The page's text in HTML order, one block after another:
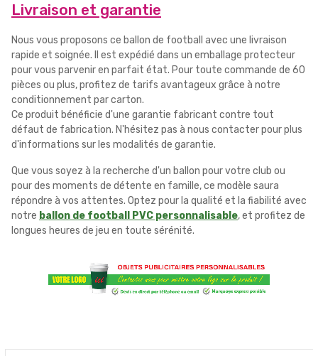
Livraison et garantie
Nous vous proposons ce ballon de football avec une livraison
rapide et soignée. Il est expédié dans un emballage protecteur
pour vous parvenir en parfait état. Pour toute commande de 60
pièces ou plus, profitez de tarifs avantageux grâce à notre
conditionnement par carton.
Ce produit bénéficie d'une garantie fabricant contre tout
défaut de fabrication. N'hésitez pas à nous contacter pour plus
d'informations sur les modalités de garantie.
Que vous soyez à la recherche d'un ballon pour votre club ou
pour des moments de détente en famille, ce modèle saura
répondre à vos attentes. Optez pour la qualité et la fiabilité avec
notre ballon de football PVC personnalisable, et profitez de
longues heures de jeu en toute sérénité.